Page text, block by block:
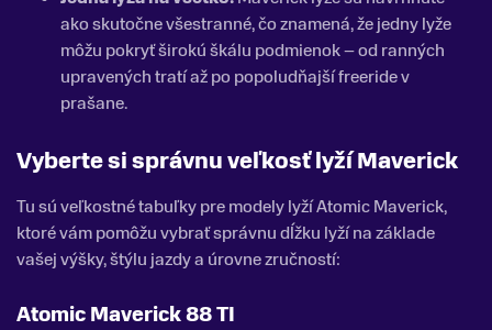
ako skutočne všestranné, čo znamená, že jedny lyže
môžu pokryť širokú škálu podmienok – od ranných
upravených tratí až po popoludňajší freeride v
prašane.
Vyberte si správnu veľkosť lyží Maverick
Tu sú veľkostné tabuľky pre modely lyží Atomic Maverick,
ktoré vám pomôžu vybrať správnu dĺžku lyží na základe
vašej výšky, štýlu jazdy a úrovne zručností:
Atomic Maverick 88 TI